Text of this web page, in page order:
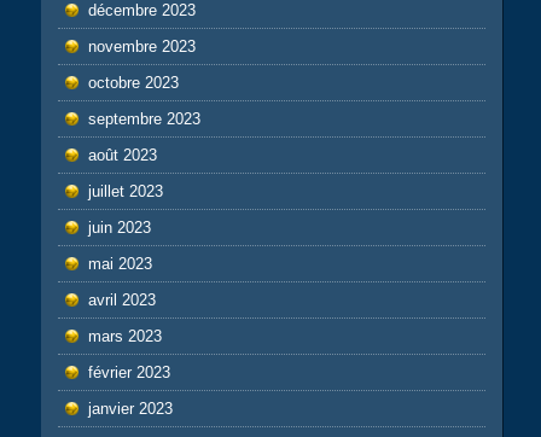
décembre 2023
novembre 2023
octobre 2023
septembre 2023
août 2023
juillet 2023
juin 2023
mai 2023
avril 2023
mars 2023
février 2023
janvier 2023